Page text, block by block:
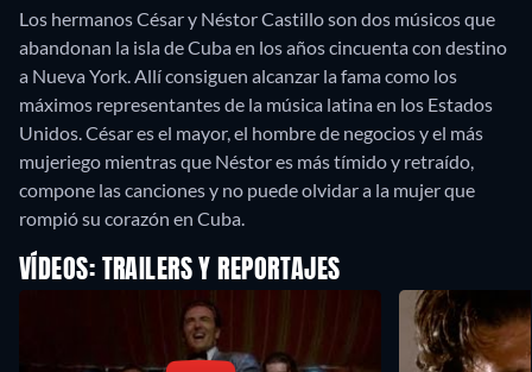
Los hermanos César y Néstor Castillo son dos músicos que
abandonan la isla de Cuba en los años cincuenta con destino
a Nueva York. Allí consiguen alcanzar la fama como los
máximos representantes de la música latina en los Estados
Unidos. César es el mayor, el hombre de negocios y el más
mujeriego mientras que Néstor es más tímido y retraído,
compone las canciones y no puede olvidar a la mujer que
rompió su corazón en Cuba.
VÍDEOS: TRAILERS Y REPORTAJES